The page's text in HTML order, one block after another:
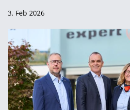
3. Feb 2026